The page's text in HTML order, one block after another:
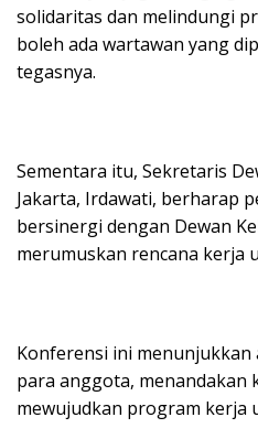
solidaritas dan melindungi
boleh ada wartawan yang
tegasnya.
Sementara itu, Sekretaris
Jakarta, Irdawati, berharap
bersinergi dengan Dewan
merumuskan rencana kerja
Konferensi ini menunjukkan
para anggota,
mewujudkan program kerja